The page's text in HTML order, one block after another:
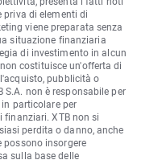
priva di elementi di
viene preparata senza
situazione finanziaria
di investimento in alcun
costituisce un'offerta di
pubblicità o
non è responsabile per
particolare per
finanziari. XTB non si
perdita o danno, anche
possono insorgere
sulla base delle